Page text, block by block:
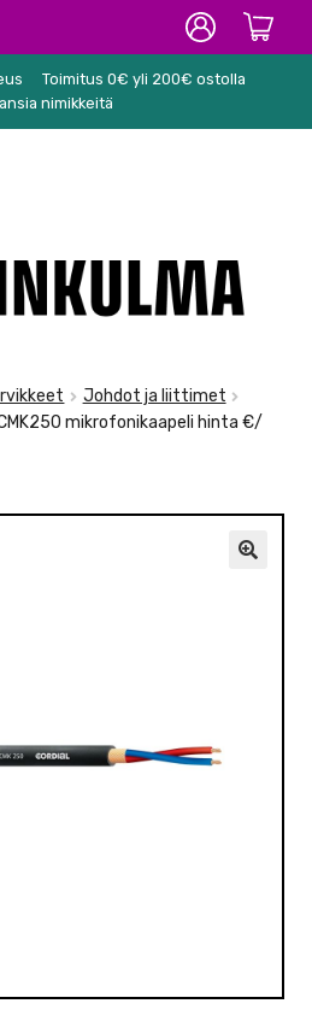
Toimitus 0€ yli 200€ ostolla
nimikkeitä
Johdot ja liittimet
mikrofonikaapeli hinta €/